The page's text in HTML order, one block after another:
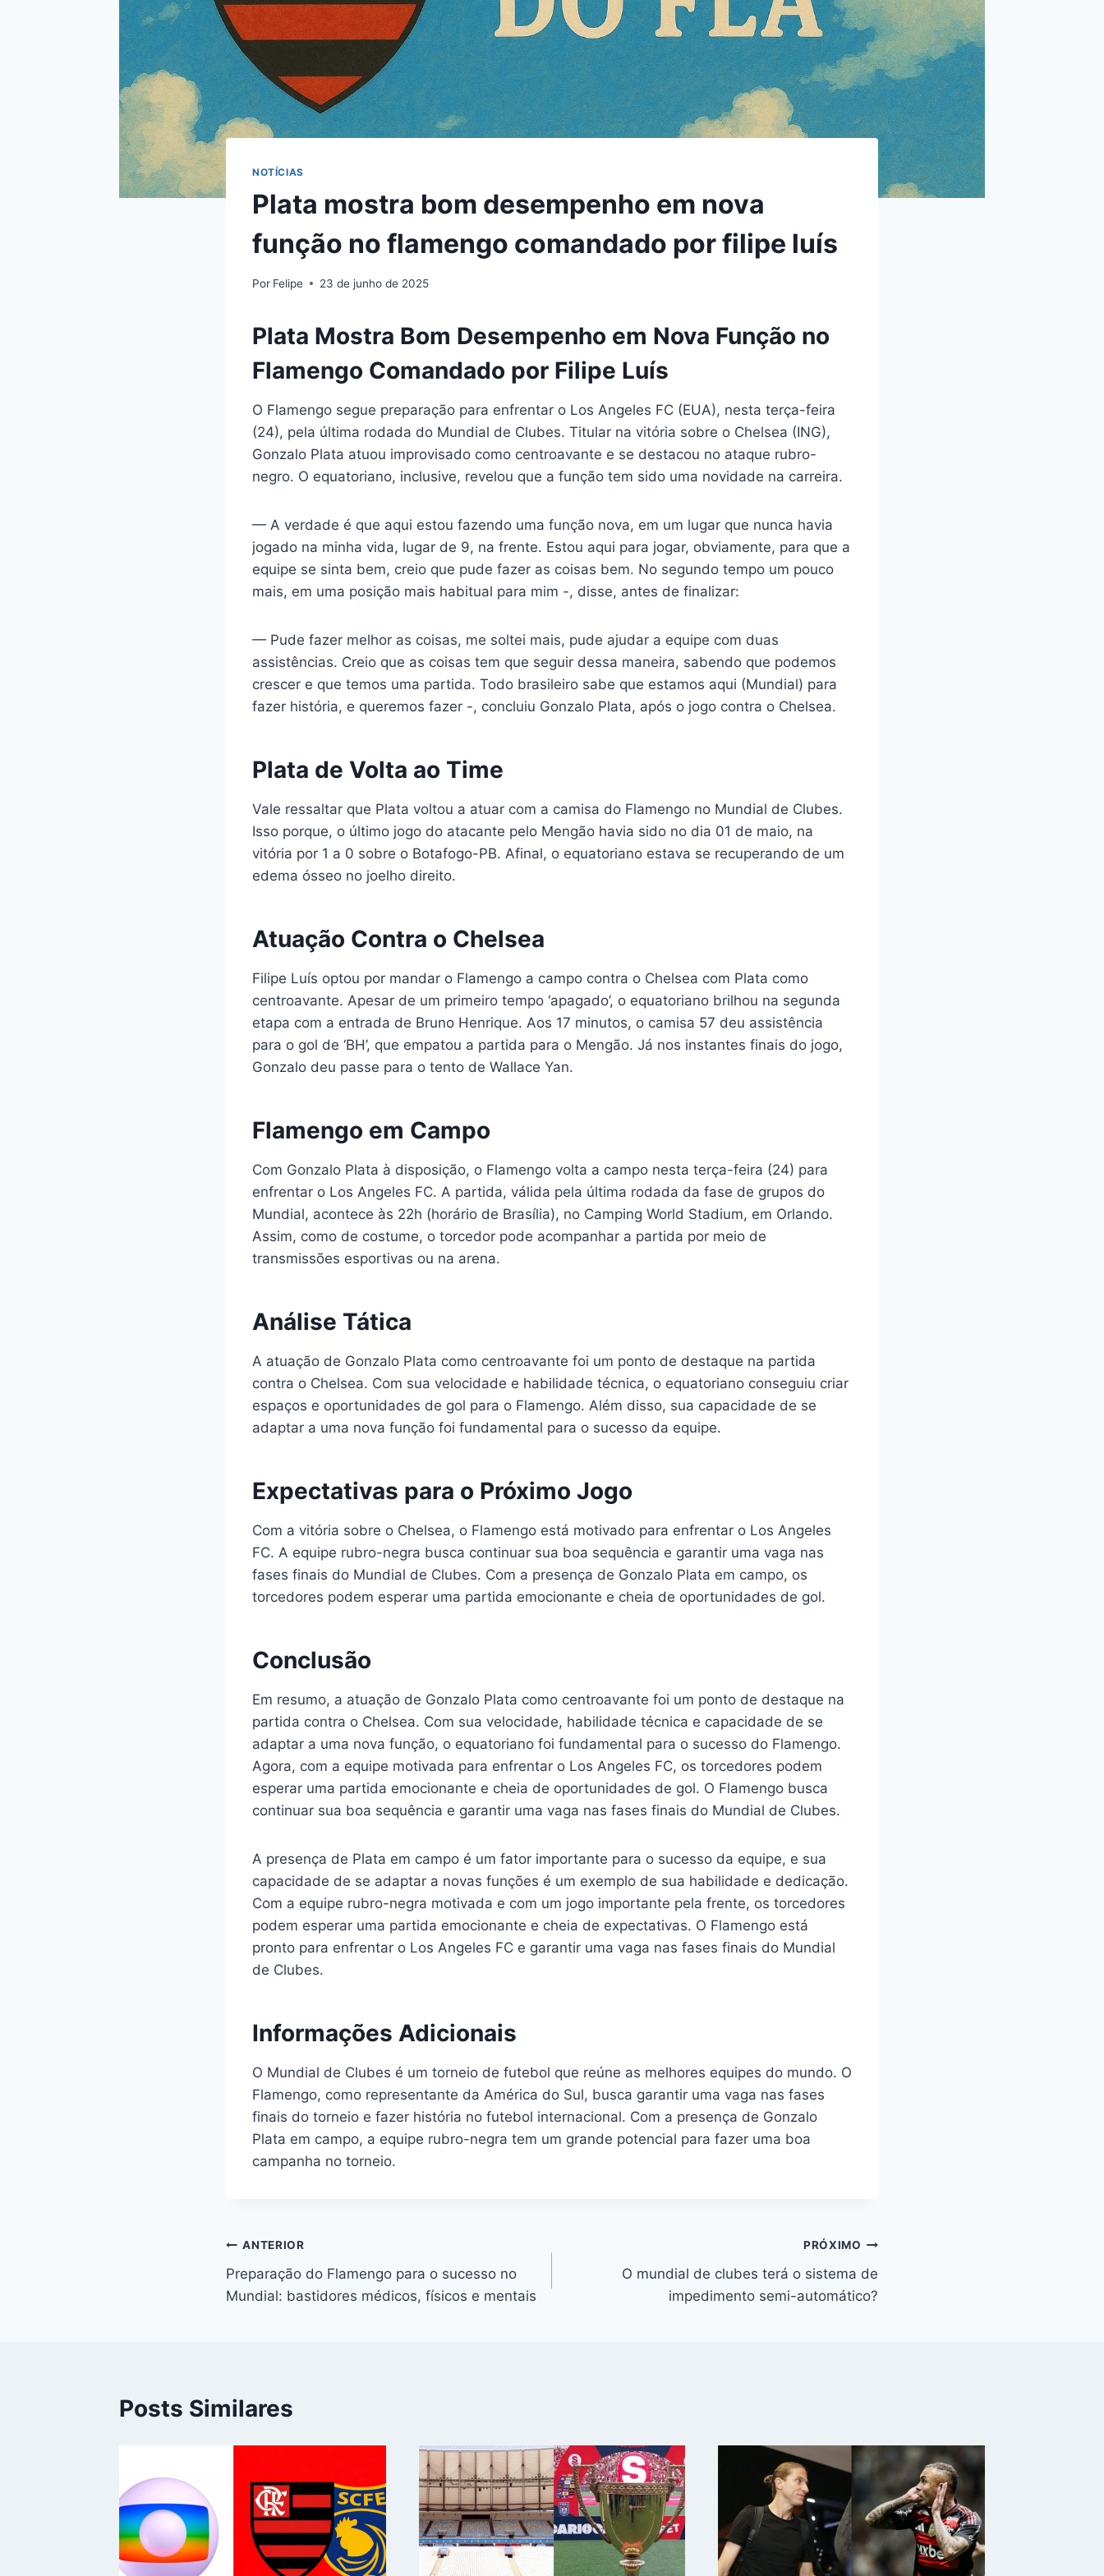
NOTÍCIAS
Plata mostra bom desempenho em nova
função no flamengo comandado por filipe luís
Por Felipe 23 de junho de 2025
Plata Mostra Bom Desempenho em Nova Função no
Flamengo Comandado por Filipe Luís
O Flamengo segue preparação para enfrentar o Los Angeles FC (EUA), nesta terça-feira
(24), pela última rodada do Mundial de Clubes. Titular na vitória sobre o Chelsea (ING),
Gonzalo Plata atuou improvisado como centroavante e se destacou no ataque rubro-
negro. O equatoriano, inclusive, revelou que a função tem sido uma novidade na carreira.
— A verdade é que aqui estou fazendo uma função nova, em um lugar que nunca havia
jogado na minha vida, lugar de 9, na frente. Estou aqui para jogar, obviamente, para que a
equipe se sinta bem, creio que pude fazer as coisas bem. No segundo tempo um pouco
mais, em uma posição mais habitual para mim -, disse, antes de finalizar:
— Pude fazer melhor as coisas, me soltei mais, pude ajudar a equipe com duas
assistências. Creio que as coisas tem que seguir dessa maneira, sabendo que podemos
crescer e que temos uma partida. Todo brasileiro sabe que estamos aqui (Mundial) para
fazer história, e queremos fazer -, concluiu Gonzalo Plata, após o jogo contra o Chelsea.
Plata de Volta ao Time
Vale ressaltar que Plata voltou a atuar com a camisa do Flamengo no Mundial de Clubes.
Isso porque, o último jogo do atacante pelo Mengão havia sido no dia 01 de maio, na
vitória por 1 a 0 sobre o Botafogo-PB. Afinal, o equatoriano estava se recuperando de um
edema ósseo no joelho direito.
Atuação Contra o Chelsea
Filipe Luís optou por mandar o Flamengo a campo contra o Chelsea com Plata como
centroavante. Apesar de um primeiro tempo ‘apagado’, o equatoriano brilhou na segunda
etapa com a entrada de Bruno Henrique. Aos 17 minutos, o camisa 57 deu assistência
para o gol de ‘BH’, que empatou a partida para o Mengão. Já nos instantes finais do jogo,
Gonzalo deu passe para o tento de Wallace Yan.
Flamengo em Campo
Com Gonzalo Plata à disposição, o Flamengo volta a campo nesta terça-feira (24) para
enfrentar o Los Angeles FC. A partida, válida pela última rodada da fase de grupos do
Mundial, acontece às 22h (horário de Brasília), no Camping World Stadium, em Orlando.
Assim, como de costume, o torcedor pode acompanhar a partida por meio de
transmissões esportivas ou na arena.
Análise Tática
A atuação de Gonzalo Plata como centroavante foi um ponto de destaque na partida
contra o Chelsea. Com sua velocidade e habilidade técnica, o equatoriano conseguiu criar
espaços e oportunidades de gol para o Flamengo. Além disso, sua capacidade de se
adaptar a uma nova função foi fundamental para o sucesso da equipe.
Expectativas para o Próximo Jogo
Com a vitória sobre o Chelsea, o Flamengo está motivado para enfrentar o Los Angeles
FC. A equipe rubro-negra busca continuar sua boa sequência e garantir uma vaga nas
fases finais do Mundial de Clubes. Com a presença de Gonzalo Plata em campo, os
torcedores podem esperar uma partida emocionante e cheia de oportunidades de gol.
Conclusão
Em resumo, a atuação de Gonzalo Plata como centroavante foi um ponto de destaque na
partida contra o Chelsea. Com sua velocidade, habilidade técnica e capacidade de se
adaptar a uma nova função, o equatoriano foi fundamental para o sucesso do Flamengo.
Agora, com a equipe motivada para enfrentar o Los Angeles FC, os torcedores podem
esperar uma partida emocionante e cheia de oportunidades de gol. O Flamengo busca
continuar sua boa sequência e garantir uma vaga nas fases finais do Mundial de Clubes.
A presença de Plata em campo é um fator importante para o sucesso da equipe, e sua
capacidade de se adaptar a novas funções é um exemplo de sua habilidade e dedicação.
Com a equipe rubro-negra motivada e com um jogo importante pela frente, os torcedores
podem esperar uma partida emocionante e cheia de expectativas. O Flamengo está
pronto para enfrentar o Los Angeles FC e garantir uma vaga nas fases finais do Mundial
de Clubes.
Informações Adicionais
O Mundial de Clubes é um torneio de futebol que reúne as melhores equipes do mundo. O
Flamengo, como representante da América do Sul, busca garantir uma vaga nas fases
finais do torneio e fazer história no futebol internacional. Com a presença de Gonzalo
Plata em campo, a equipe rubro-negra tem um grande potencial para fazer uma boa
campanha no torneio.
Navegação
de
ANTERIOR
Preparação do Flamengo para o sucesso no
Mundial: bastidores médicos, físicos e mentais
PRÓXIMO
O mundial de clubes terá o sistema de
impedimento semi-automático?
Posts Similares